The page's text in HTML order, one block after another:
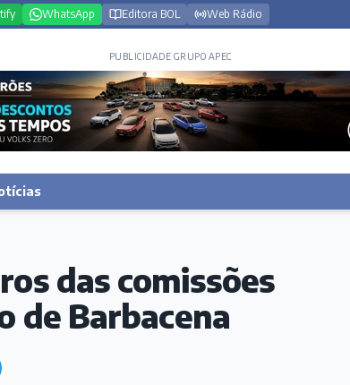
WhatsApp Editora BOL Web Rádio
PUBLICIDADE GRUPO APEC
das comissões
de Barbacena